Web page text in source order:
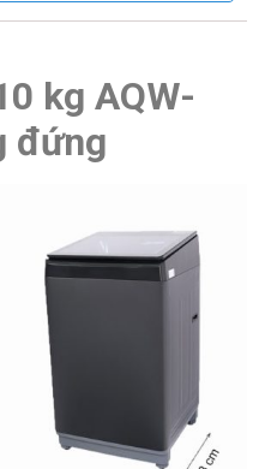
10 chương trình giặt
Khóa trẻ em, Tự khởi
động lại
560 x 630 x 1006 mm
36.5 kg
kg AQW-
đứng